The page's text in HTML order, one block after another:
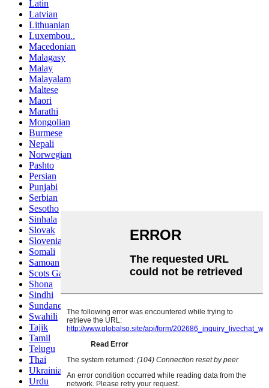
Latin
Latvian
Lithuanian
Luxembou..
Macedonian
Malagasy
Malay
Malayalam
Maltese
Maori
Marathi
Mongolian
Burmese
Nepali
Norwegian
Pashto
Persian
Punjabi
Serbian
Sesotho
Sinhala
Slovak
Slovenian
Somali
Samoan
Scots Gaelic
Shona
Sindhi
Sundanese
Swahili
Tajik
Tamil
Telugu
Thai
Ukrainian
Urdu